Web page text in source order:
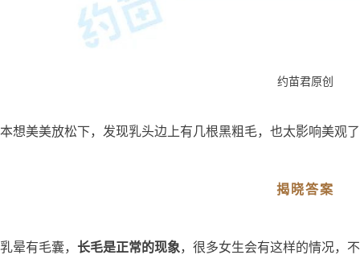
约苗君原创
本想美美放松下，发现乳头边上有几根黑粗毛，也太影响美观
揭晓答案
乳晕有毛囊， 长毛是正常的现象，很多女生会有这样的情况，